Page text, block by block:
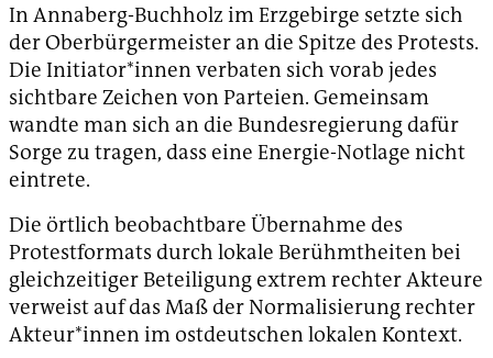
In Annaberg-Buchholz im Erzgebirge setzte sich
der Oberbürgermeister an die Spitze des Protests.
Die Initiator*innen verbaten sich vorab jedes
sichtbare Zeichen von Parteien. Gemeinsam
wandte man sich an die Bundesregierung dafür
Sorge zu tragen, dass eine Energie-Notlage nicht
eintrete.
Die örtlich beobachtbare Übernahme des
Protestformats durch lokale Berühmtheiten bei
gleichzeitiger Beteiligung extrem rechter Akteure
verweist auf das Maß der Normalisierung rechter
Akteur*innen im ostdeutschen lokalen Kontext.